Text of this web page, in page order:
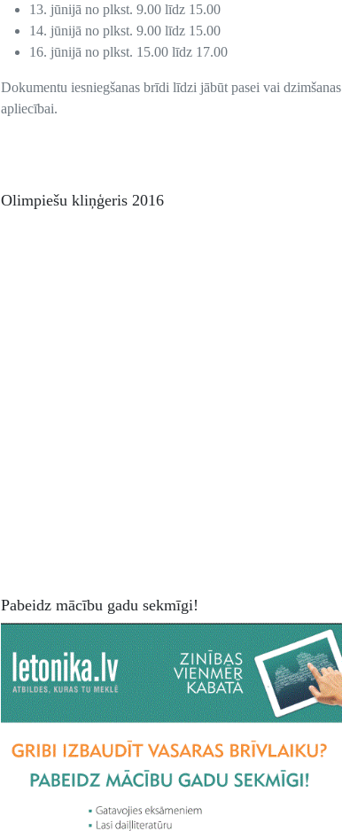
13. jūnijā no plkst. 9.00 līdz 15.00
14. jūnijā no plkst. 9.00 līdz 15.00
16. jūnijā no plkst. 15.00 līdz 17.00
Dokumentu iesniegšanas brīdi līdzi jābūt pasei vai dzimšanas
apliecībai.
Olimpiešu kliņģeris 2016
Pabeidz mācību gadu sekmīgi!